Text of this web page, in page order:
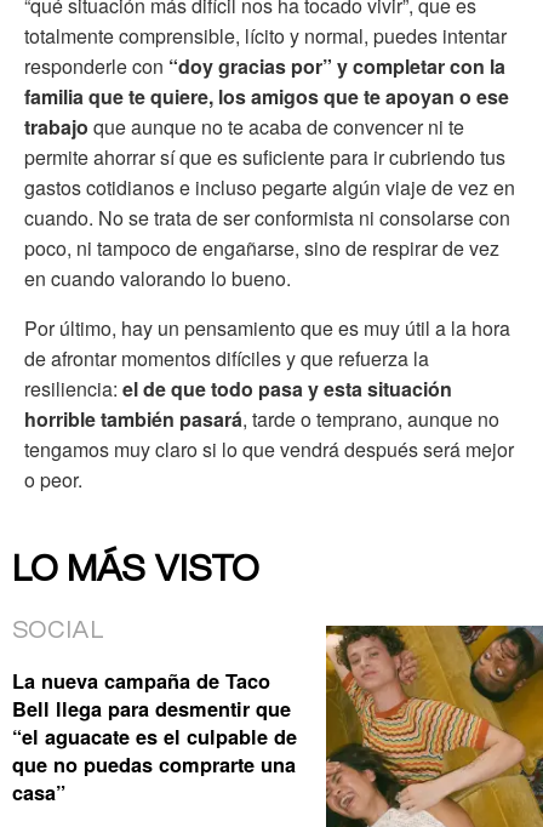
totalmente comprensible, lícito y normal, puedes intentar
responderle con “doy gracias por” y completar con la
familia que te quiere, los amigos que te apoyan o ese
trabajo que aunque no te acaba de convencer ni te
permite ahorrar sí que es suficiente para ir cubriendo tus
gastos cotidianos e incluso pegarte algún viaje de vez en
cuando. No se trata de ser conformista ni consolarse con
poco, ni tampoco de engañarse, sino de respirar de vez
en cuando valorando lo bueno.
Por último, hay un pensamiento que es muy útil a la hora
de afrontar momentos difíciles y que refuerza la
resiliencia: el de que todo pasa y esta situación
horrible también pasará, tarde o temprano, aunque no
tengamos muy claro si lo que vendrá después será mejor
o peor.
LO MÁS VISTO
SOCIAL
La nueva campaña de Taco
Bell llega para desmentir que
“el aguacate es el culpable de
que no puedas comprarte una
casa”